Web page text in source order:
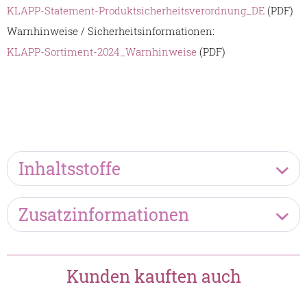
KLAPP-Statement-Produktsicherheitsverordnung_DE (PDF)
Warnhinweise / Sicherheitsinformationen:
KLAPP-Sortiment-2024_Warnhinweise (PDF)
Inhaltsstoffe
Zusatzinformationen
Kunden kauften auch